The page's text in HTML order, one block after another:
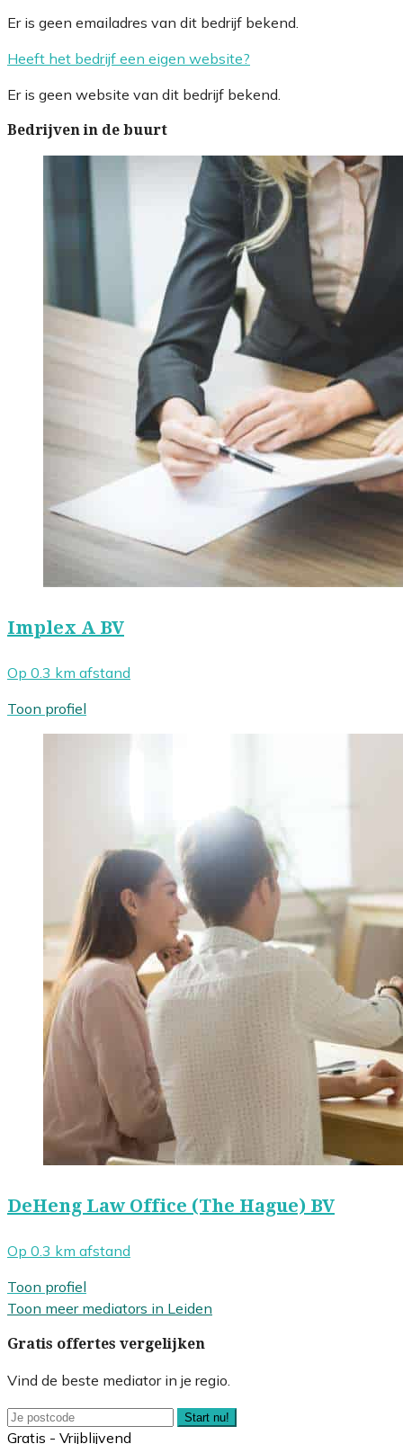
Er is geen emailadres van dit bedrijf bekend.
Heeft het bedrijf een eigen website?
Er is geen website van dit bedrijf bekend.
Bedrijven in de buurt
Implex A BV
Op 0.3 km afstand
Toon profiel
DeHeng Law Office (The Hague) BV
Op 0.3 km afstand
Toon profiel
Toon meer mediators in Leiden
Gratis offertes vergelijken
Vind de beste mediator in je regio.
Start nu!
Gratis - Vrijblijvend